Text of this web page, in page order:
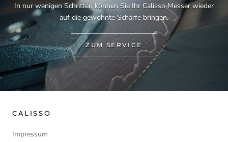
In nur wenigen Schritten können Sie Ihr Calisso Messer wieder
auf die gewohnte Schärfe bringen.
ZUM SERVICE
CALISSO
Impressum